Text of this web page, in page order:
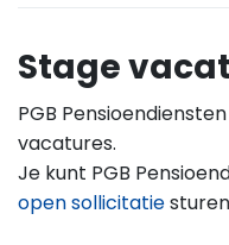
Stage
PGB
vacatures.
Je kunt PGB
open sollicitatie